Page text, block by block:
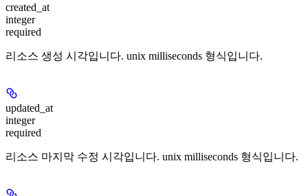
created_at
integer
required
리소스 생성 시각입니다. unix milliseconds 형식입니다.
updated_at
integer
required
리소스 마지막 수정 시각입니다. unix milliseconds 형식입니다.